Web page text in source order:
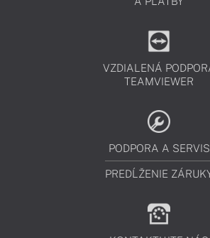
VZDIALENÁ
TEAMVIEWER
PODPORA A SERVIS
PREDĹŽENIE